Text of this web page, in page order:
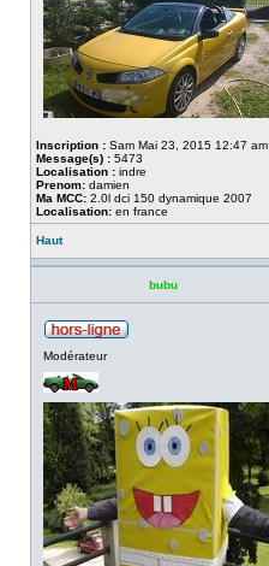
Inscription : Sam Mai 23, 2015 12:47 am
Message(s) : 5473
Localisation : indre
Prenom: damien
Ma MCC: 2.0l dci 150 dynamique 2007
Localisation: en france
Haut
bubu
Modérateur